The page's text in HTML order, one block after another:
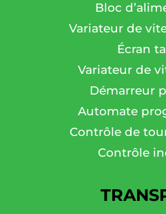
Bloc
Variateur de
Écran
Variateur de
Démarreur
Automate
Contrôle de
Contrôle